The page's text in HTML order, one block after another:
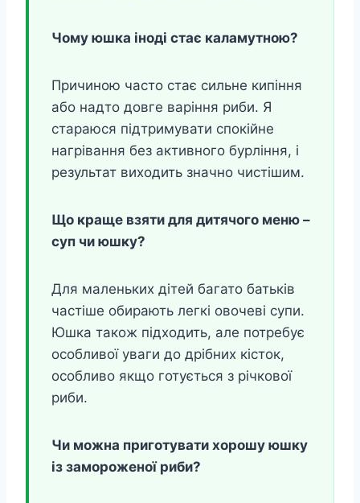
Чому юшка іноді стає каламутною?
Причиною часто стає сильне кипіння
або надто довге варіння риби. Я
стараюся підтримувати спокійне
нагрівання без активного бурління, і
результат виходить значно чистішим.
Що краще взяти для дитячого меню –
суп чи юшку?
Для маленьких дітей багато батьків
частіше обирають легкі овочеві супи.
Юшка також підходить, але потребує
особливої уваги до дрібних кісток,
особливо якщо готується з річкової
риби.
Чи можна приготувати хорошу юшку
із замороженої риби?